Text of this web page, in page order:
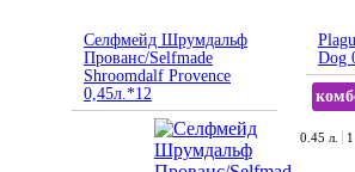
Селфмейд Шрумдальф
Прованс/Selfmade
Shroomdalf Provence
0,45л.*12
Dog
0.45 л. 1